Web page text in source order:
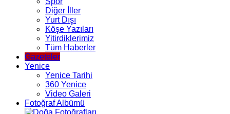
Diğer İller
Yurt Dışı
Köşe Yazıları
Yitirdiklerimiz
Tüm Haberler
Gazeteler
Yenice
Yenice Tarihi
360 Yenice
Video Galeri
Fotoğraf Albümü